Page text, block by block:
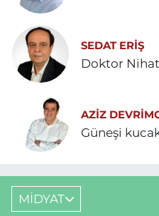
SEDAT ERİŞ
AZIZ
Güneşi
MİDYAT